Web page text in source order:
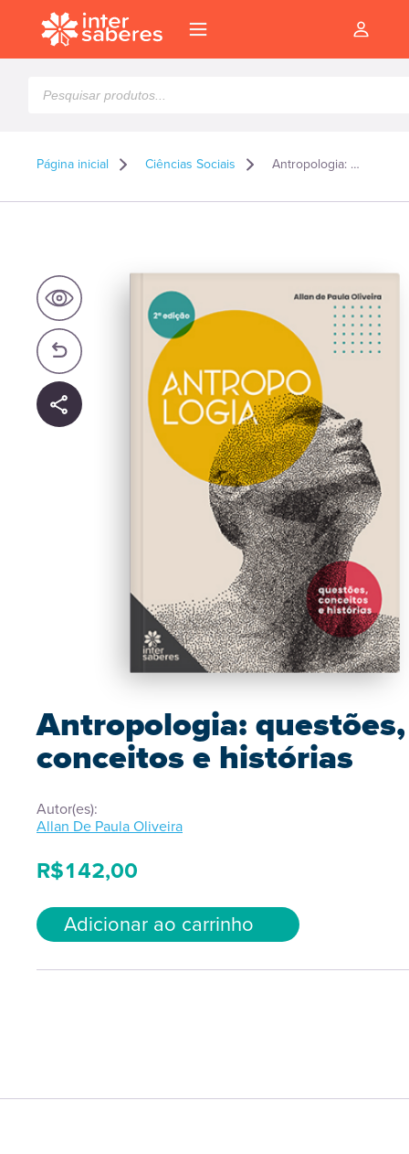
produtos
Página inicial Ciências Sociais Antropologia: questões, conceitos e histórias
Antropologia: questões,
conceitos e histórias
Autor(es):
Allan De Paula Oliveira
R$142,00
Adicionar ao carrinho